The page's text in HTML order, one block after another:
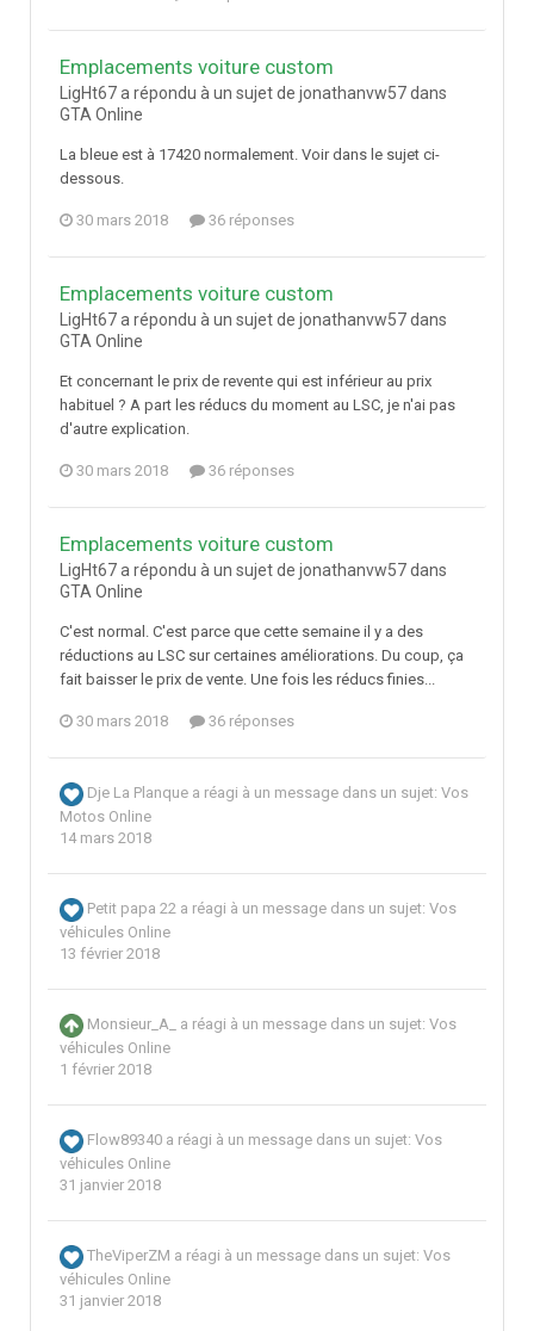
Emplacements voiture custom
LigHt67 a répondu à un sujet de jonathanvw57 dans
GTA Online
La bleue est à 17420 normalement. Voir dans le sujet ci-
dessous.
30 mars 2018 36 réponses
Emplacements voiture custom
LigHt67 a répondu à un sujet de jonathanvw57 dans
GTA Online
Et concernant le prix de revente qui est inférieur au prix
habituel ? A part les réducs du moment au LSC, je n'ai pas
d'autre explication.
30 mars 2018 36 réponses
Emplacements voiture custom
LigHt67 a répondu à un sujet de jonathanvw57 dans
GTA Online
C'est normal. C'est parce que cette semaine il y a des
réductions au LSC sur certaines améliorations. Du coup, ça
fait baisser le prix de vente. Une fois les réducs finies...
30 mars 2018 36 réponses
Dje La Planque a réagi à un message dans un sujet: Vos
Motos Online
14 mars 2018
Petit papa 22 a réagi à un message dans un sujet: Vos
véhicules Online
13 février 2018
Monsieur_A_ a réagi à un message dans un sujet: Vos
véhicules Online
1 février 2018
Flow89340 a réagi à un message dans un sujet: Vos
véhicules Online
31 janvier 2018
TheViperZM a réagi à un message dans un sujet: Vos
véhicules Online
31 janvier 2018